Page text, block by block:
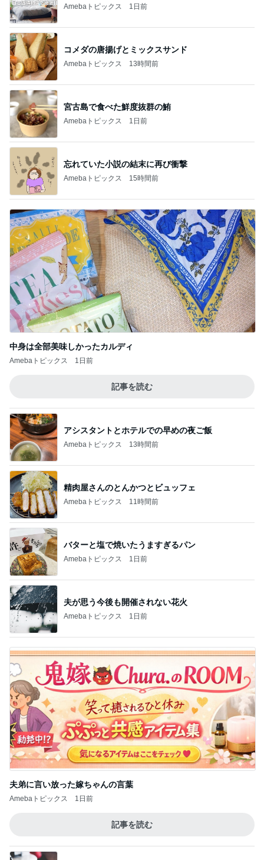
Amebaトピックス 1日前
コメダの唐揚げとミックスサンド
Amebaトピックス 13時間前
宮古島で食べた鮮度抜群の鮪
Amebaトピックス 1日前
忘れていた小説の結末に再び衝撃
Amebaトピックス 15時間前
中身は全部美味しかったカルディ
Amebaトピックス 1日前
記事を読む
アシスタントとホテルでの早めの夜ご飯
Amebaトピックス 13時間前
精肉屋さんのとんかつとビュッフェ
Amebaトピックス 11時間前
バターと塩で焼いたうますぎるパン
Amebaトピックス 1日前
夫が思う今後も開催されない花火
Amebaトピックス 1日前
夫弟に言い放った嫁ちゃんの言葉
Amebaトピックス 1日前
記事を読む